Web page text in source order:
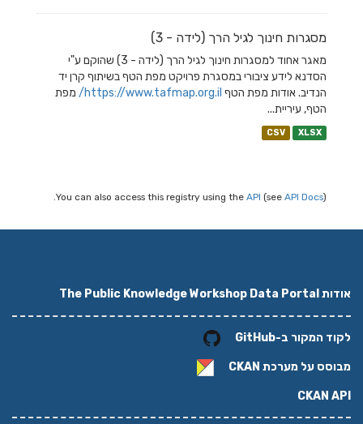
מסגרות חינוך לגיל הרך (לידה - 3)
מאגר אחוד למסגרות חינוך לגיל הרך (לידה - 3) שהוקם ע"י
הסדנא לידע ציבורי במסגרת פרויקט מפת הטף בשיתוף קרן יד
הנדיב. אודות מפת הטף https://www.tafmap.org.il/
מפת
הטף, עיריית...
CSV XLSX
You can also access this registry using the API (see API Docs).
אודות The Public Knowledge Workshop Data Portal
לקוד המקור ב-GitHub
מבוסס על מערכת CKAN
CKAN API